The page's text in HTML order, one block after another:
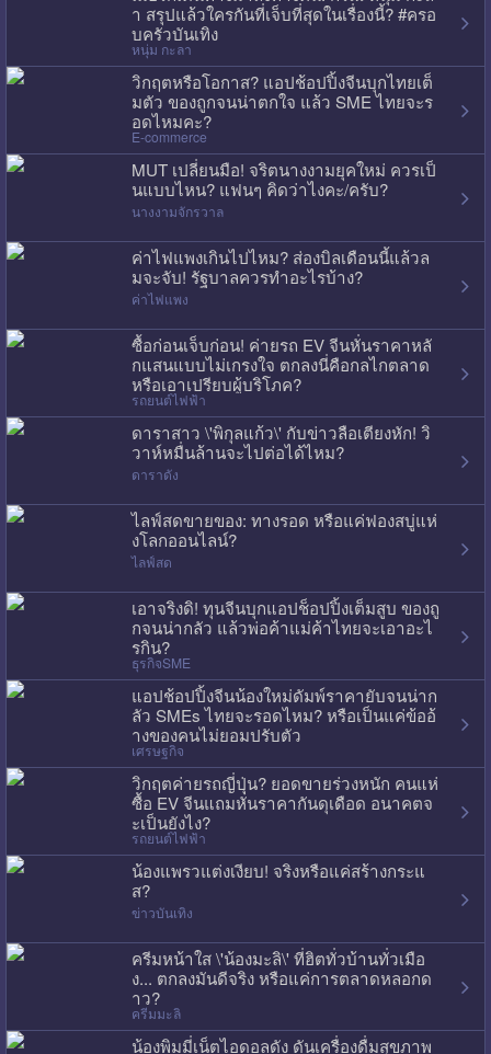
า สรุปแล้วใครกันที่เจ็บที่สุดในเรื่องนี้? #ครอ
บครัวบันเทิง
หนุ่ม กะลา
วิกฤตหรือโอกาส? แอปช้อปปิ้งจีนบุกไทยเต็
มตัว ของถูกจนน่าตกใจ แล้ว SME ไทยจะร
อดไหมคะ?
E-commerce
MUT เปลี่ยนมือ! จริตนางงามยุคใหม่ ควรเป็
นแบบไหน? แฟนๆ คิดว่าไงคะ/ครับ?
นางงามจักรวาล
ค่าไฟแพงเกินไปไหม? ส่องบิลเดือนนี้แล้วล
มจะจับ! รัฐบาลควรทำอะไรบ้าง?
ค่าไฟแพง
ซื้อก่อนเจ็บก่อน! ค่ายรถ EV จีนหั่นราคาหลั
กแสนแบบไม่เกรงใจ ตกลงนี่คือกลไกตลาด
หรือเอาเปรียบผู้บริโภค?
รถยนต์ไฟฟ้า
ดาราสาว \'พิกุลแก้ว\' กับข่าวลือเตียงหัก! วิ
วาห์หมื่นล้านจะไปต่อได้ไหม?
ดาราดัง
ไลฟ์สดขายของ: ทางรอด หรือแค่ฟองสบู่แห่
งโลกออนไลน์?
ไลฟ์สด
เอาจริงดิ! ทุนจีนบุกแอปช็อปปิ้งเต็มสูบ ของถู
กจนน่ากลัว แล้วพ่อค้าแม่ค้าไทยจะเอาอะไ
รกิน?
ธุรกิจSME
แอปช้อปปิ้งจีนน้องใหม่ดัมพ์ราคายับจนน่าก
ลัว SMEs ไทยจะรอดไหม? หรือเป็นแค่ข้ออ้
างของคนไม่ยอมปรับตัว
เศรษฐกิจ
วิกฤตค่ายรถญี่ปุ่น? ยอดขายร่วงหนัก คนแห่
ซื้อ EV จีนแถมหั่นราคากันดุเดือด อนาคตจ
ะเป็นยังไง?
รถยนต์ไฟฟ้า
น้องแพรวแต่งเงียบ! จริงหรือแค่สร้างกระแ
ส?
ข่าวบันเทิง
ครีมหน้าใส \'น้องมะลิ\' ที่ฮิตทั่วบ้านทั่วเมือ
ง... ตกลงมันดีจริง หรือแค่การตลาดหลอกด
าว?
ครีมมะลิ
น้องพิมมี่เน็ตไอดอลดัง ดันเครื่องดื่มสุขภาพ